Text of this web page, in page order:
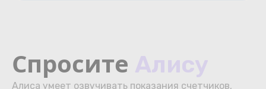
Спросите Алису
Алиса умеет озвучивать показания счетчиков,